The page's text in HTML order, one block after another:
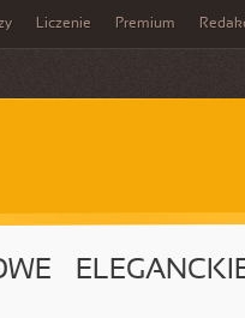
Liczenie Premium
–